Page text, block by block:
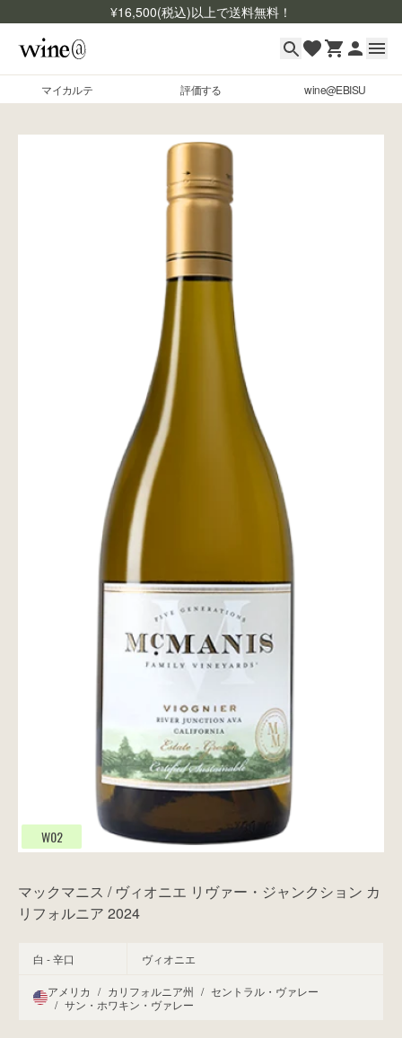
¥16,500(税込)以上で送料無料！
マイカルテ 評価する wine@EBISU
マイカルテ
W02
マックマニス / ヴィオニエ リヴァー・ジャンクション カ
リフォルニア 2024
白 - 辛口 ヴィオニエ
アメリカ / カリフォルニア州 / セントラル・ヴァレー
/ サン・ホワキン・ヴァレー